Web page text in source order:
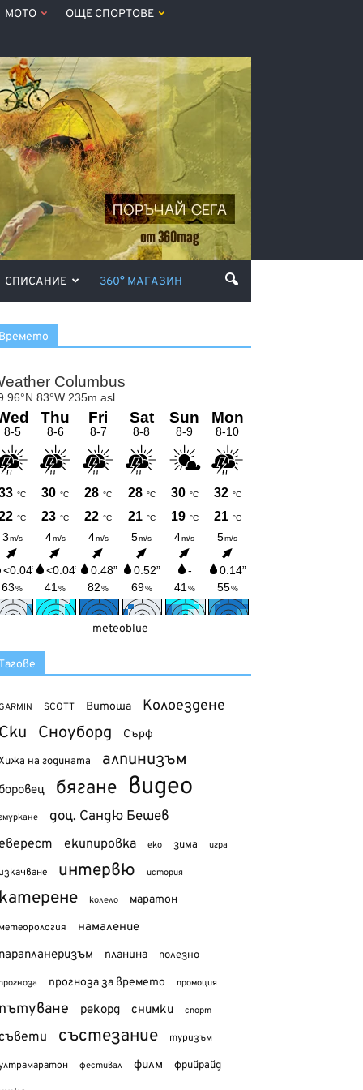
МОТО ОЩЕ СПОРТОВЕ
СПИСАНИЕ 360° МАГАЗИН
meteoblue
SCOTT Витоша Колоездене
Сноуборд Сърф
на годината алпинизъм
бягане видео
доц. Сандю Бешев
екипировка еко зима игра
интервю история
колело маратон
намаление
планина полезно
прогноза за времето промоция
рекорд снимки спорт
състезание туризъм
фестивал филм фрийрайд